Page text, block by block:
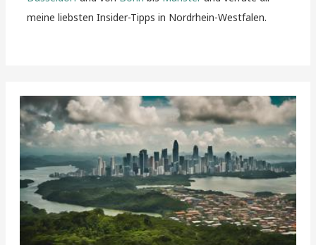
meine liebsten Insider-Tipps in Nordrhein-Westfalen.